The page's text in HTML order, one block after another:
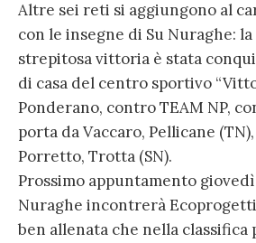
Altre sei reti si aggiungono al
con le insegne di Su Nuraghe:
strepitosa vittoria è stata
di casa del centro sportivo
Ponderano, contro TEAM NP,
porta da Vaccaro, Pellicane
Porretto, Trotta (SN).
Prossimo appuntamento giovedì
Nuraghe incontrerà
ben allenata che nella classifica